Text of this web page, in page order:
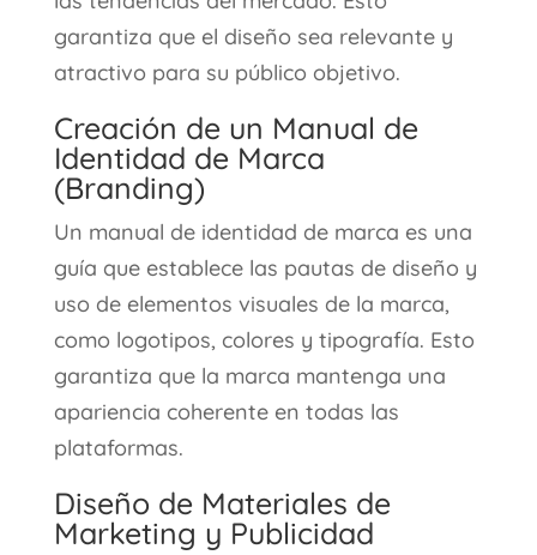
garantiza que el diseño sea relevante y
atractivo para su público objetivo.
Creación de un Manual de
Identidad de Marca
(Branding)
Un manual de identidad de marca es una
guía que establece las pautas de diseño y
uso de elementos visuales de la marca,
como logotipos, colores y tipografía. Esto
garantiza que la marca mantenga una
apariencia coherente en todas las
plataformas.
Diseño de Materiales de
Marketing y Publicidad